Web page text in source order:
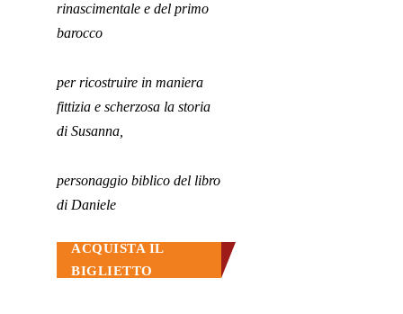
rinascimentale e del primo
barocco
per ricostruire in maniera
fittizia e scherzosa la storia
di Susanna,
personaggio biblico del libro
di Daniele
ACQUISTA IL
BIGLIETTO